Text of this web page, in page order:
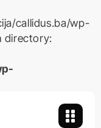
callidus.ba/wp-
directory: